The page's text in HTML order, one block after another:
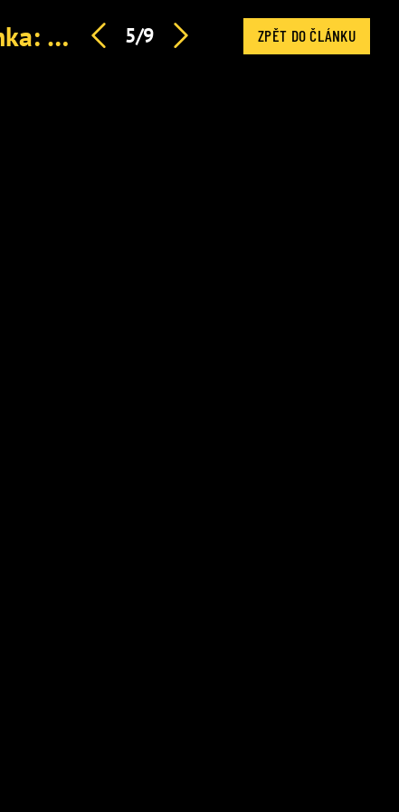
Detaily náhlého úmrtí hvězdy Nagana Romana Čechmánka: Syn ho našel v apartmánu 5/9 ZPĚT DO ČLÁNKU